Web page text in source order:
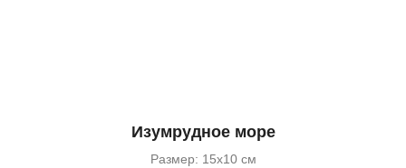
Изумрудное море
Размер: 15х10 см